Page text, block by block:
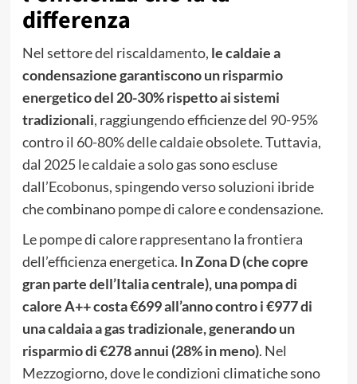
differenza
Nel settore del riscaldamento, le caldaie a
condensazione garantiscono un risparmio
energetico del 20-30% rispetto ai sistemi
tradizionali, raggiungendo efficienze del 90-95%
contro il 60-80% delle caldaie obsolete. Tuttavia,
dal 2025 le caldaie a solo gas sono escluse
dall’Ecobonus, spingendo verso soluzioni ibride
che combinano pompe di calore e condensazione.
Le pompe di calore rappresentano la frontiera
dell’efficienza energetica. In Zona D (che copre
gran parte dell’Italia centrale), una pompa di
calore A++ costa €699 all’anno contro i €977 di
una caldaia a gas tradizionale, generando un
risparmio di €278 annui (28% in meno). Nel
Mezzogiorno, dove le condizioni climatiche sono